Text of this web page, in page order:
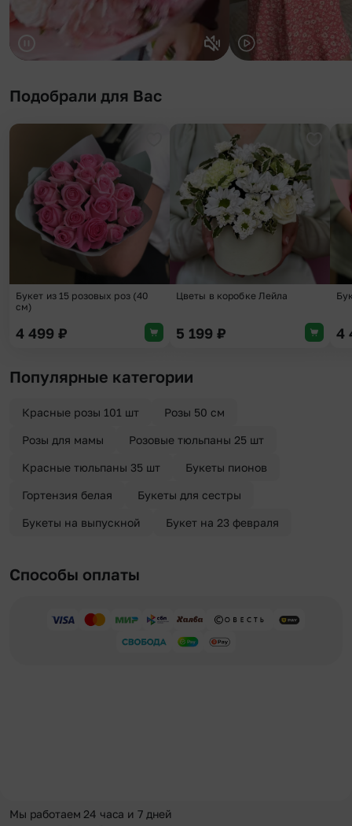
Подобрали для Вас
Добавить в избранное
Букет из 15 розовых роз (40
см)
4 499 ₽
Цветы в коробке Лейла
5 199 ₽ 4
Популярные категории
Красные розы 101 шт Розы 50 см
Розы для мамы Розовые тюльпаны 25 шт
Красные тюльпаны 35 шт Букеты пионов
Гортензия белая Букеты для сестры
Букеты на выпускной Букет на 23 февраля
Способы оплаты
Мы работаем 24 часа и 7 дней